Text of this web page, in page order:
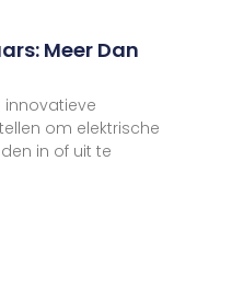
Meer Dan
innovatieve
om elektrische
in of uit te